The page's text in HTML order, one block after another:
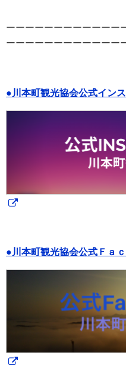
ーーーーーーーーーーーー
ーーーーーーーーーーーー
●川本町観光協会公式イン
●川本町観光協会公式Ｆａ